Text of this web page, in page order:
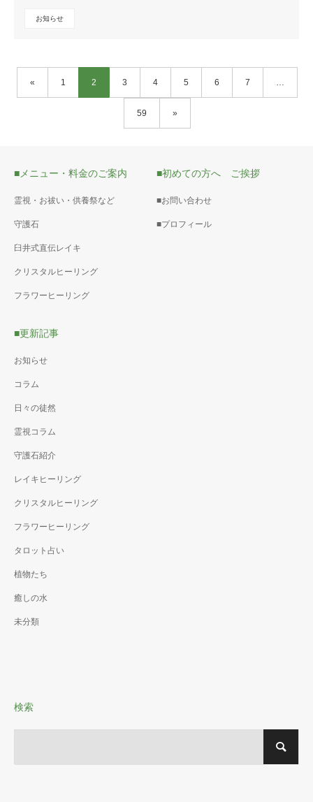
お知らせ
« 1 2 3 4 5 6 7 …
59 »
■メニュー・料金のご案内
霊視・お祓い・供養祭など
守護石
臼井式直伝レイキ
クリスタルヒーリング
フラワーヒーリング
■初めての方へ ご挨拶
■お問い合わせ
■プロフィール
■更新記事
お知らせ
コラム
日々の徒然
霊視コラム
守護石紹介
レイキヒーリング
クリスタルヒーリング
フラワーヒーリング
タロット占い
植物たち
癒しの水
未分類
検索